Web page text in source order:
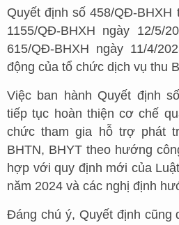
Quyết định số 458/QĐ-BHXH
1155/QĐ-BHXH ngày 12/5/
615/QĐ-BHXH ngày 11/4/
động của tổ chức dịch vụ thu
Việc ban hành Quyết định
tiếp tục hoàn thiện cơ chế
chức tham gia hỗ trợ phát
BHTN, BHYT theo hướng
hợp với quy định mới của
năm 2024 và các nghị định
Đáng chú ý, Quyết định cũng